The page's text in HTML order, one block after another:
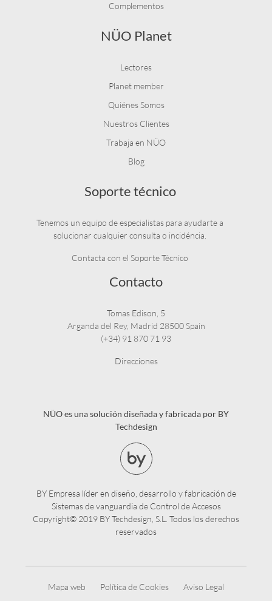
Complementos
NÜO Planet
Lectores
Planet member
Quiénes Somos
Nuestros Clientes
Trabaja en NÜO
Blog
Soporte técnico
Tenemos un equipo de especialistas para ayudarte a
solucionar cualquier consulta o incidéncia.
Contacta con el Soporte Técnico
Contacto
Tomas Edison, 5
Arganda del Rey, Madrid 28500 Spain
(+34) 91 870 71 93
Direcciones
NÜO es una solución diseñada y fabricada por BY
Techdesign
BY Empresa líder en diseño, desarrollo y fabricación de
Sistemas de vanguardia de Control de Accesos
Copyright© 2019 BY Techdesign, S.L. Todos los derechos
reservados
Mapa web Política de Cookies Aviso Legal